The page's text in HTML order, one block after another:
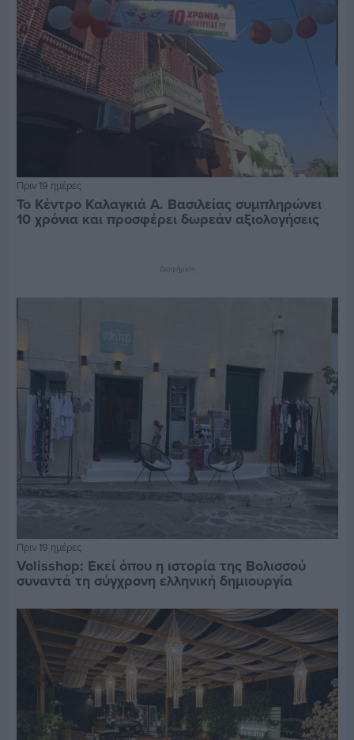
Πριν 19 ημέρες
Το Κέντρο Καλαγκιά Α. Βασιλείας συμπληρώνει
10 χρόνια και προσφέρει δωρεάν αξιολογήσεις
Διαφήμιση
Πριν 19 ημέρες
Volisshop: Εκεί όπου η ιστορία της Βολισσού
συναντά τη σύγχρονη ελληνική δημιουργία